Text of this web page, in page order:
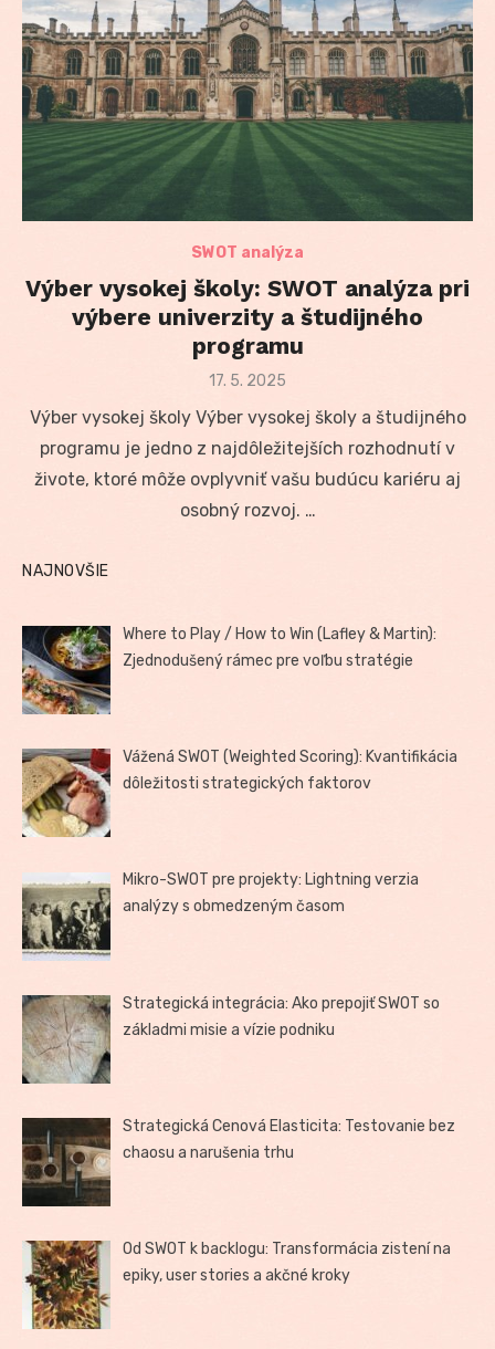
SWOT analýza
Výber vysokej školy: SWOT analýza pri
výbere univerzity a študijného
programu
Posted
17. 5. 2025
Výber vysokej školy Výber vysokej školy a študijného
programu je jedno z najdôležitejších rozhodnutí v
živote, ktoré môže ovplyvniť vašu budúcu kariéru aj
osobný rozvoj. …
NAJNOVŠIE
Where to Play / How to Win (Lafley & Martin):
Zjednodušený rámec pre voľbu stratégie
Vážená SWOT (Weighted Scoring): Kvantifikácia
dôležitosti strategických faktorov
Mikro-SWOT pre projekty: Lightning verzia
analýzy s obmedzeným časom
Strategická integrácia: Ako prepojiť SWOT so
základmi misie a vízie podniku
Strategická Cenová Elasticita: Testovanie bez
chaosu a narušenia trhu
Od SWOT k backlogu: Transformácia zistení na
epiky, user stories a akčné kroky